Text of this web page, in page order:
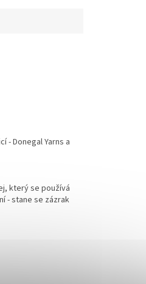
- Donegal Yarns a
který se používá
- stane se zázrak